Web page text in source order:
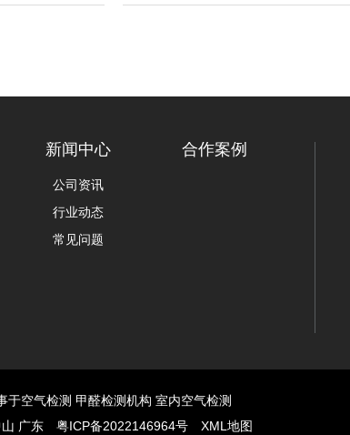
新闻中心
公司资讯
行业动态
常见问题
合作案例
空气检测 甲醛检测机构 室内空气检测
山 广东 粤ICP备2022146964号 XML地图